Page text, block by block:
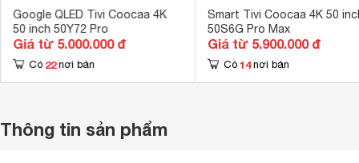
Google QLED Tivi Coocaa 4K
50 inch 50Y72 Pro
Giá từ 5.000.000 đ
Có 22 nơi bán
Smart Tivi Coocaa 4K 50
50S6G Pro Max
Giá từ 5.900.000 đ
Có 14 nơi bán
Thông tin sản phẩm